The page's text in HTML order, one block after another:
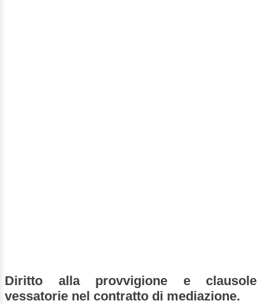
Diritto alla provvigione e clausole
vessatorie nel contratto di mediazione.